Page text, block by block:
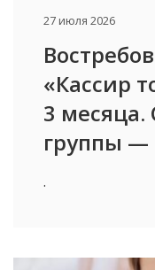
27 июля 2026
«Кассир
3 месяца.
группы —
.